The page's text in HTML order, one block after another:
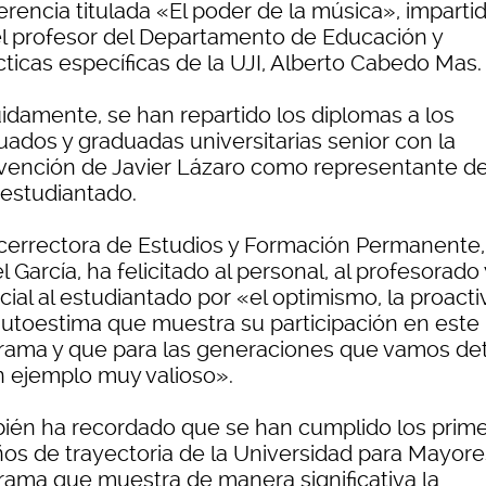
titulada «El poder de la música»,
profesor del Departamento de Educación y
específicas de la UJI, Alberto Cabedo Mas.
se han repartido los diplomas a los
y graduadas universitarias senior con la
de Javier Lázaro como representante
de Estudios y Formación Permanente,
García, ha felicitado al personal, al profesorado
al estudiantado por «el optimismo, la
que muestra su participación en este
y que para las generaciones que vamos
ejemplo muy valioso».
ha recordado que se han cumplido los
de trayectoria de la Universidad para
que muestra de manera significativa la